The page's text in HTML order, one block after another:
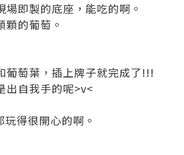
場即製的底座，能吃的啊。
顆的葡萄。
葡萄葉，插上牌子就完成了!!!
出自我手的呢>v<
得很開心的啊。